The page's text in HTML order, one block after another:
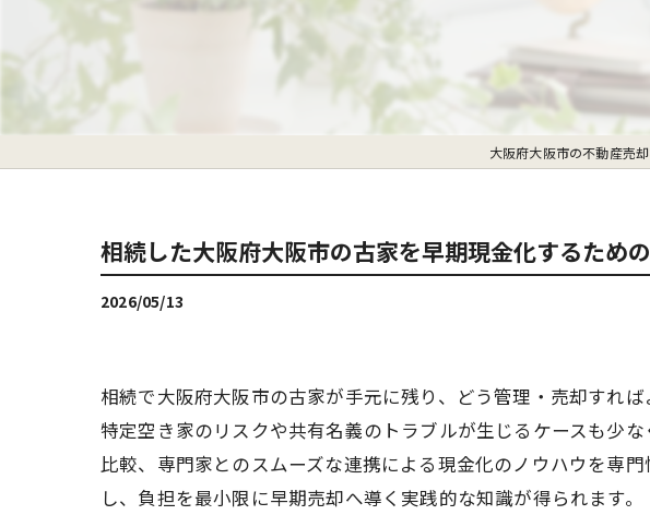
大阪府大阪市の不動産売
相続した大阪府大阪市の古家を早期現金化するため
2026/05/13
相続で大阪府大阪市の古家が手元に残り、どう管理・売却すれ
特定空き家のリスクや共有名義のトラブルが生じるケースも少
比較、専門家とのスムーズな連携による現金化のノウハウを専
し、負担を最小限に早期売却へ導く実践的な知識が得られます。